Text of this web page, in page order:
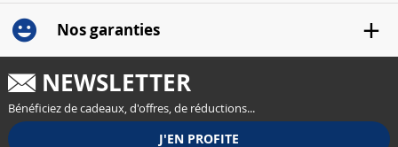
Nos garanties
NEWSLETTER
Bénéficiez de cadeaux, d'offres, de réductions...